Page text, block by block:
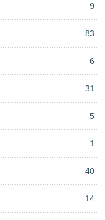
9
83
6
31
5
1
40
14